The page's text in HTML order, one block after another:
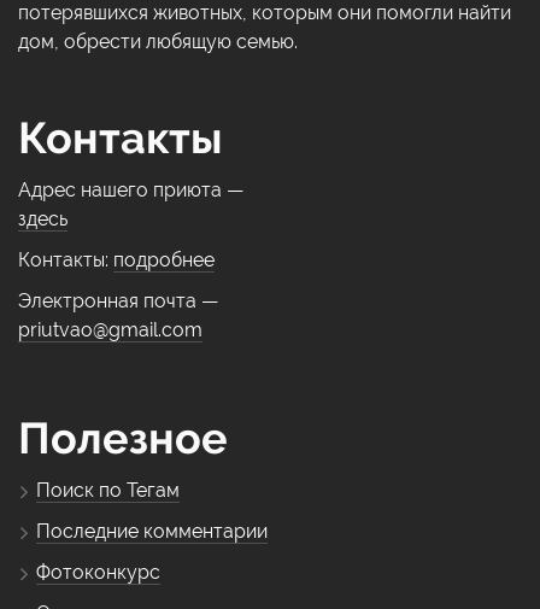
потерявшихся животных, которым они помогли найти
дом, обрести любящую семью.
Контакты
Адрес нашего приюта —
здесь
Контакты: подробнее
Электронная почта —
priutvao@gmail.com
Полезное
Поиск по Тегам
Последние комментарии
Фотоконкурс